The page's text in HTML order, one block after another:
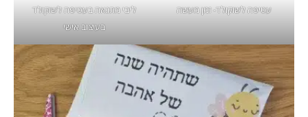
עטיפה לשוקולד- זמן מעשה
ליבי מתגאה בעטיפה לשוקולד
בעיצוב אישי